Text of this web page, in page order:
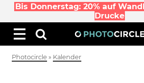
Bis Donnerstag: 20% auf
Drucke
Photocircle » Kalender